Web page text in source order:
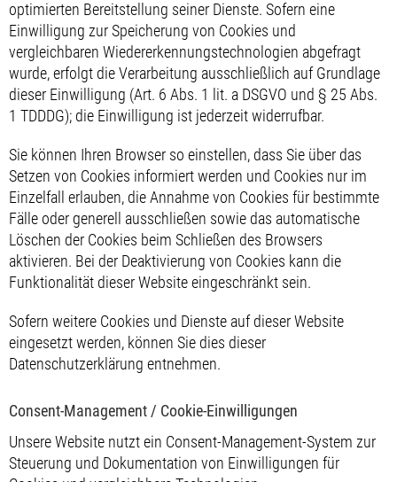
optimierten Bereitstellung seiner Dienste. Sofern eine
Einwilligung zur Speicherung von Cookies und
vergleichbaren Wiedererkennungstechnologien abgefragt
wurde, erfolgt die Verarbeitung ausschließlich auf Grundlage
dieser Einwilligung (Art. 6 Abs. 1 lit. a DSGVO und § 25 Abs.
1 TDDDG); die Einwilligung ist jederzeit widerrufbar.
Sie können Ihren Browser so einstellen, dass Sie über das
Setzen von Cookies informiert werden und Cookies nur im
Einzelfall erlauben, die Annahme von Cookies für bestimmte
Fälle oder generell ausschließen sowie das automatische
Löschen der Cookies beim Schließen des Browsers
aktivieren. Bei der Deaktivierung von Cookies kann die
Funktionalität dieser Website eingeschränkt sein.
Sofern weitere Cookies und Dienste auf dieser Website
eingesetzt werden, können Sie dies dieser
Datenschutzerklärung entnehmen.
Consent-Management / Cookie-Einwilligungen
Unsere Website nutzt ein Consent-Management-System zur
Steuerung und Dokumentation von Einwilligungen für